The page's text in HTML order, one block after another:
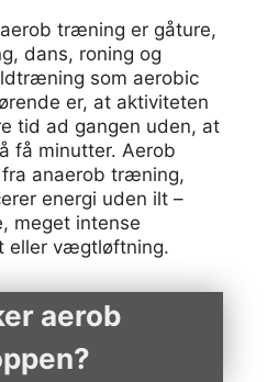
træning er gåture,
dans, roning og
som aerobic
er, at aktiviteten
tid ad gangen uden, at
få minutter. Aerob
anaerob træning,
energi uden ilt –
meget intense
eller vægtløftning.
aerob